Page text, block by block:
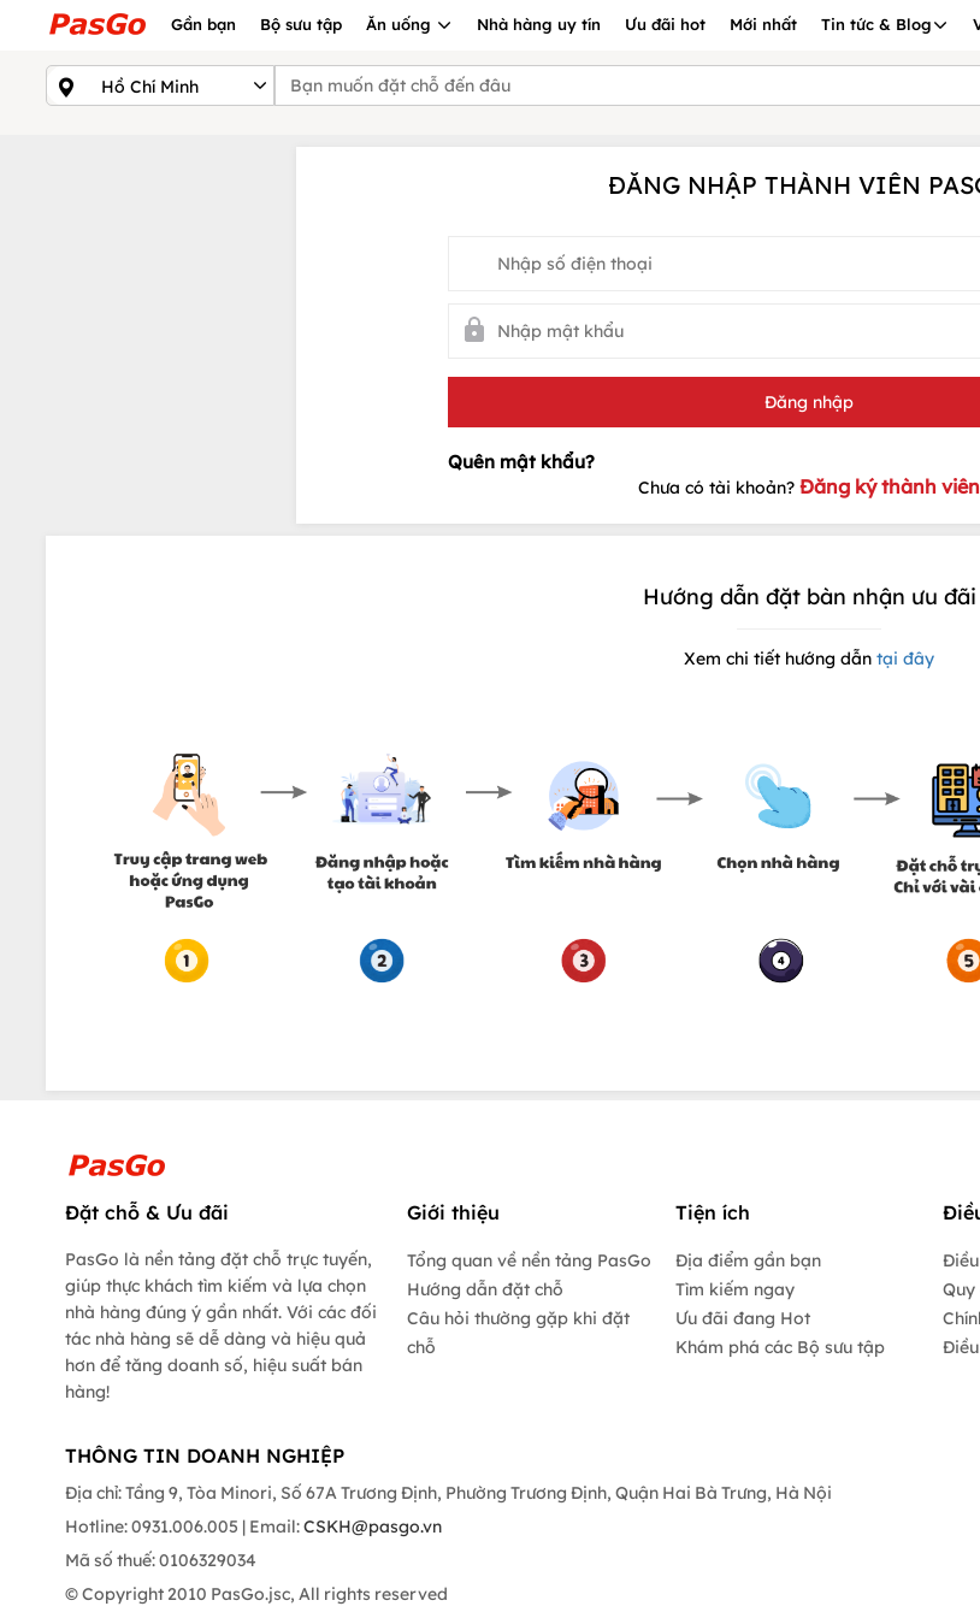
Gần bạn Bộ sưu tập Ăn uống Nhà hàng uy tín Ưu đãi hot Mới nhất Tin tức & Blog
ĐĂNG NHẬP THÀNH VIÊN
Chưa có tài khoản? Đăng ký thành viên
Hướng dẫn đặt bàn nhận ưu đãi
Xem chi tiết hướng dẫn tại đây
Đặt chỗ & Ưu đãi
PasGo là nền tảng đặt chỗ trực tuyến,
giúp thực khách tìm kiếm và lựa chọn
nhà hàng đúng ý gần nhất. Với các đối
tác nhà hàng sẽ dễ dàng và hiệu quả
hơn để tăng doanh số, hiệu suất bán
hàng!
Giới thiệu
Tổng quan về nền tảng PasGo
Hướng dẫn đặt chỗ
Câu hỏi thường gặp khi đặt
chỗ
Tiện ích
Địa điểm gần bạn
Tìm kiếm ngay
Ưu đãi đang Hot
Khám phá các Bộ sưu tập
THÔNG TIN DOANH NGHIỆP
Địa chỉ: Tầng 9, Tòa Minori, Số 67A Trương Định, Phường Trương Định, Quận Hai Bà Trưng, Hà Nội
Hotline: 0931.006.005 | Email:CSKH@pasgo.vn
Mã số thuế: 0106329034
© Copyright 2010 PasGo.jsc, All rights reserved